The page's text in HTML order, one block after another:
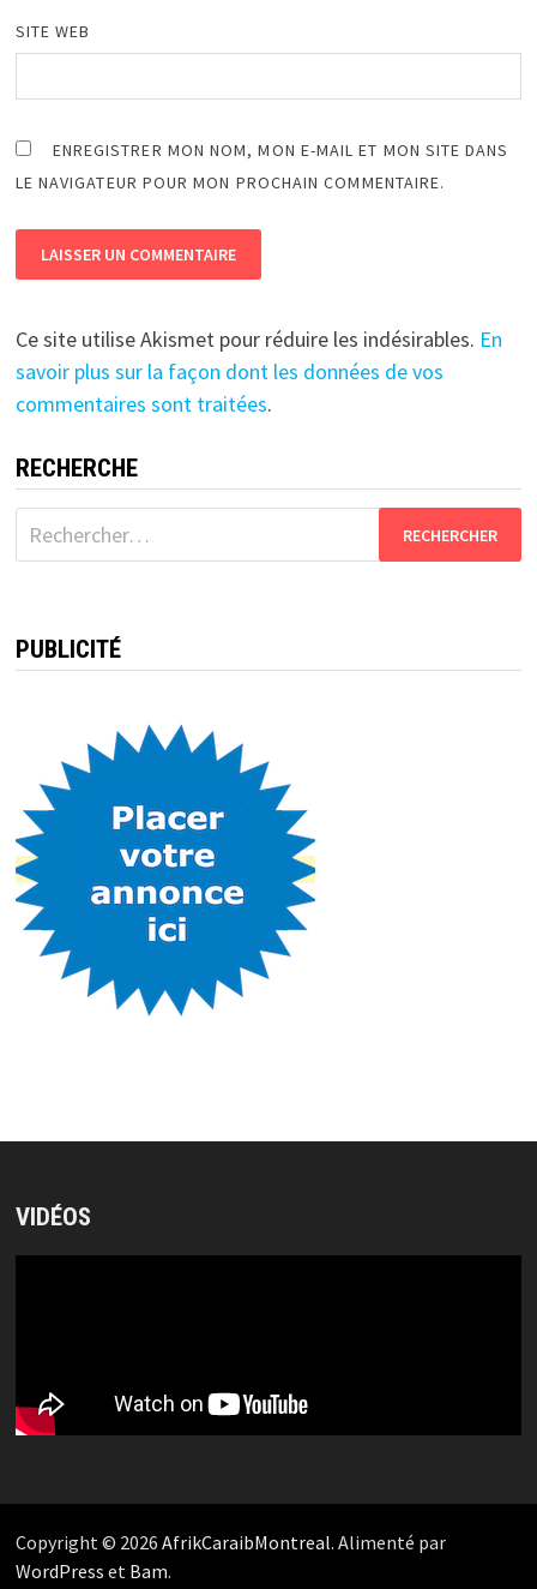
SITE WEB
ENREGISTRER MON NOM, MON E-MAIL ET MON SITE DANS
LE NAVIGATEUR POUR MON PROCHAIN COMMENTAIRE.
Ce site utilise Akismet pour réduire les indésirables. En
savoir plus sur la façon dont les données de vos
commentaires sont traitées.
RECHERCHE
Rechercher :
PUBLICITÉ
VIDÉOS
Copyright © 2026 AfrikCaraibMontreal. Alimenté par
WordPress et Bam.